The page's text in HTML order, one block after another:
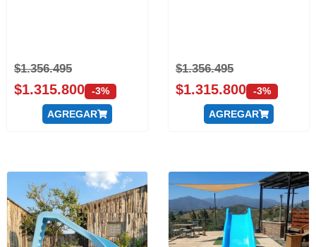
$1.356.495
$1.315.800 -3%
AGREGAR
$1.356.495
$1.315.800 -3%
AGREGAR